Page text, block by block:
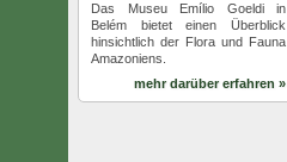
Das Museu Emílio Goeldi in
Belém bietet einen Überblick
hinsichtlich der Flora und Fauna
Amazoniens.
mehr darüber erfahren »